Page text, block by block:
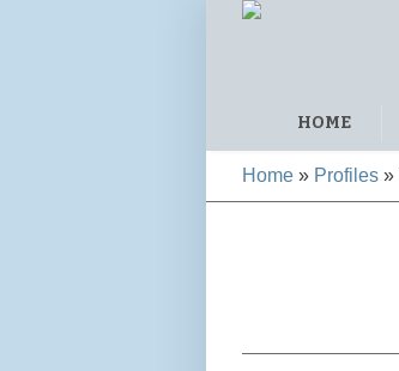
HOME
Home » Profiles »